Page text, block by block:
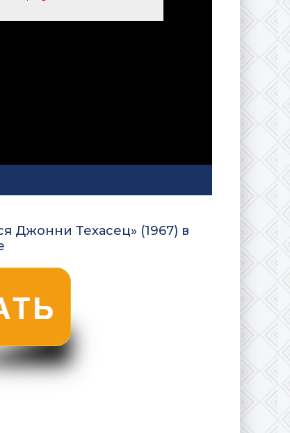
Джонни Техасец» (1967) в